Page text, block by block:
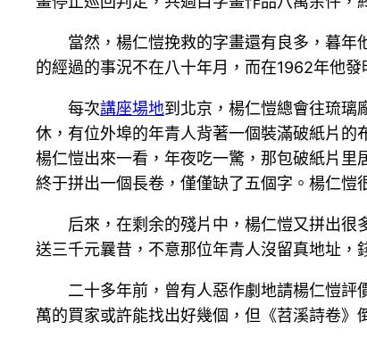
當然，楊仁愷挽救的字畫還有良多，暮
的經過的事況不在八十年月，而在1962年他發
每次講座場地到北京，楊仁愷總會往琉璃
休，有位外埠的年青人背著一個裝滿破紙片的
楊仁愷出來一看，年夜吃一驚，那包破紙片里
終于拼出一個長卷，僅僅缺了五個字。楊仁愷
后來，在剩余的殘片中，楊仁愷又拼出
送三千元曩昔，不意那位年青人沒留真地址
二十多年前，曾有人惡作劇地請楊仁愷評
萬的買家或許能找出好幾個，但《苕溪詩卷》